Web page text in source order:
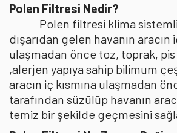
Polen Filtresi Nedir?
Polen filtresi klima
dışarıdan gelen havanın aracın
ulaşmadan önce toz, toprak,
,alerjen yapıya sahip bilimum
aracın iç kısmına ulaşmadan
tarafından süzülüp havanın
temiz bir şekilde geçmesini